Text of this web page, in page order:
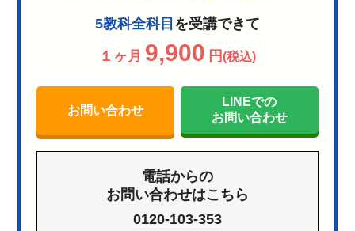
5教科全科目 を受講できて
１ヶ月 9,900 円(税込)
お問い合わせ
LINEでの
お問い合わせ
電話からの
お問い合わせはこちら
0120-103-353